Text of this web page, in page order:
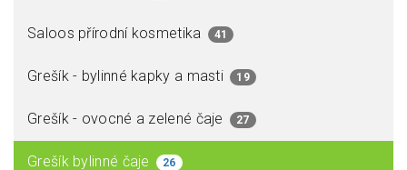
Saloos přírodní kosmetika 41
Grešík - bylinné kapky a masti 19
Grešík - ovocné a zelené čaje 27
Grešík bylinné čaje 26